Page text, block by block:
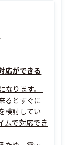
応ができる
ります。
るとすぐに
検討してい
ムで対応でき